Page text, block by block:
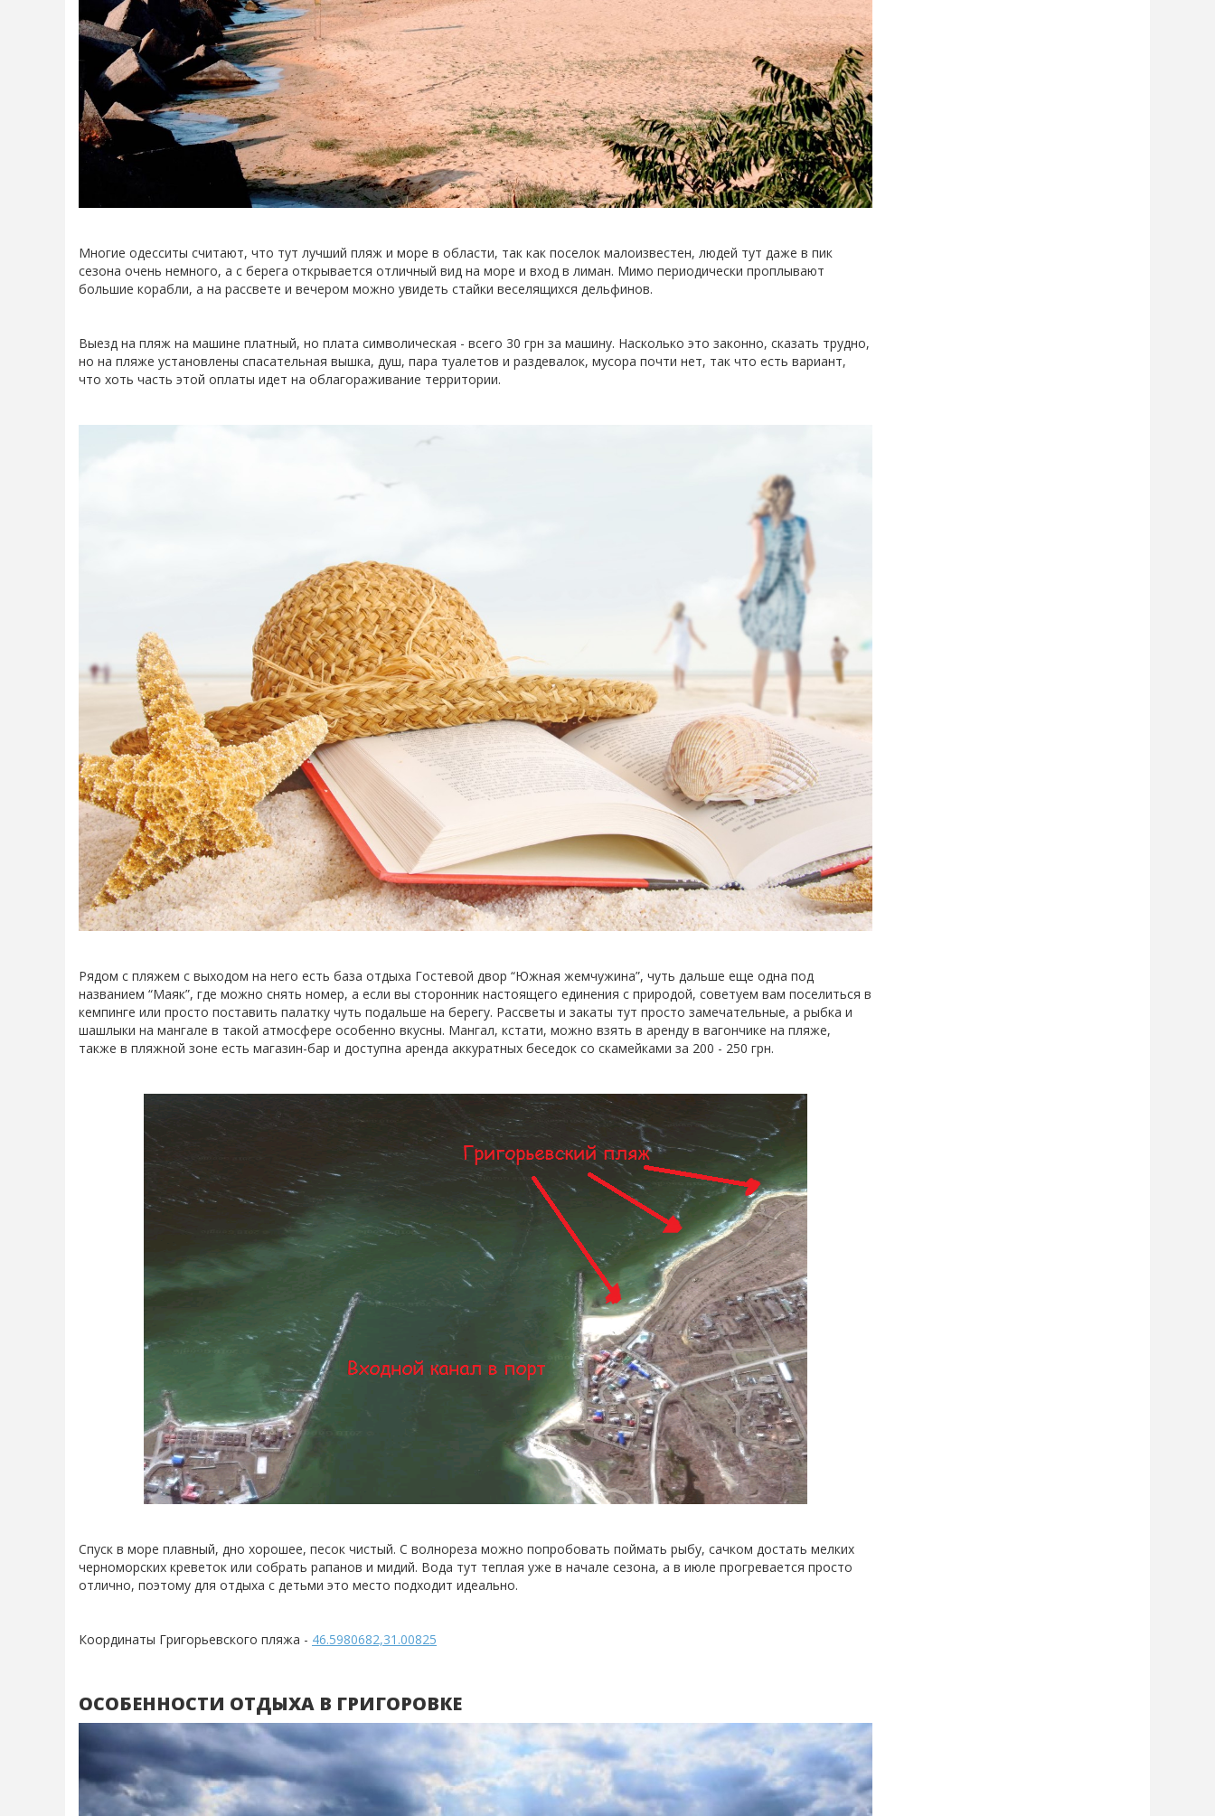
Многие одесситы считают, что тут лучший пляж и море в области, так как поселок малоизвестен, людей тут даже в пик
сезона очень немного, а с берега открывается отличный вид на море и вход в лиман. Мимо периодически проплывают
большие корабли, а на рассвете и вечером можно увидеть стайки веселящихся дельфинов.
Выезд на пляж на машине платный, но плата символическая - всего 30 грн за машину. Насколько это законно, сказать трудно,
но на пляже установлены спасательная вышка, душ, пара туалетов и раздевалок, мусора почти нет, так что есть вариант,
что хоть часть этой оплаты идет на облагораживание территории.
Рядом с пляжем с выходом на него есть база отдыха Гостевой двор “Южная жемчужина”, чуть дальше еще одна под
названием “Маяк”, где можно снять номер, а если вы сторонник настоящего единения с природой, советуем вам поселиться в
кемпинге или просто поставить палатку чуть подальше на берегу. Рассветы и закаты тут просто замечательные, а рыбка и
шашлыки на мангале в такой атмосфере особенно вкусны. Мангал, кстати, можно взять в аренду в вагончике на пляже,
также в пляжной зоне есть магазин-бар и доступна аренда аккуратных беседок со скамейками за 200 - 250 грн.
Спуск в море плавный, дно хорошее, песок чистый. С волнореза можно попробовать поймать рыбу, сачком достать мелких
черноморских креветок или собрать рапанов и мидий. Вода тут теплая уже в начале сезона, а в июле прогревается просто
отлично, поэтому для отдыха с детьми это место подходит идеально.
Координаты Григорьевского пляжа - 46.5980682,31.00825
ОСОБЕННОСТИ ОТДЫХА В ГРИГОРОВКЕ